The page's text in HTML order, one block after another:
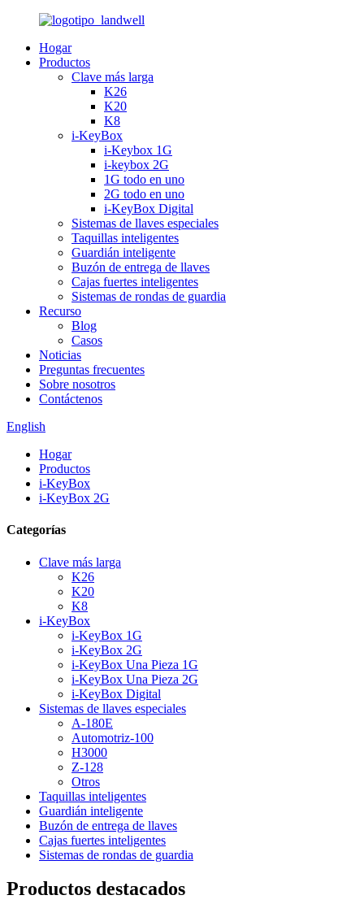
Hogar
Productos
Clave más larga
K26
K20
K8
i-KeyBox
i-Keybox 1G
i-keybox 2G
1G todo en uno
2G todo en uno
i-KeyBox Digital
Sistemas de llaves especiales
Taquillas inteligentes
Guardián inteligente
Buzón de entrega de llaves
Cajas fuertes inteligentes
Sistemas de rondas de guardia
Recurso
Blog
Casos
Noticias
Preguntas frecuentes
Sobre nosotros
Contáctenos
English
Hogar
Productos
i-KeyBox
i-KeyBox 2G
Categorías
Clave más larga
K26
K20
K8
i-KeyBox
i-KeyBox 1G
i-KeyBox 2G
i-KeyBox Una Pieza 1G
i-KeyBox Una Pieza 2G
i-KeyBox Digital
Sistemas de llaves especiales
A-180E
Automotriz-100
H3000
Z-128
Otros
Taquillas inteligentes
Guardián inteligente
Buzón de entrega de llaves
Cajas fuertes inteligentes
Sistemas de rondas de guardia
Productos destacados